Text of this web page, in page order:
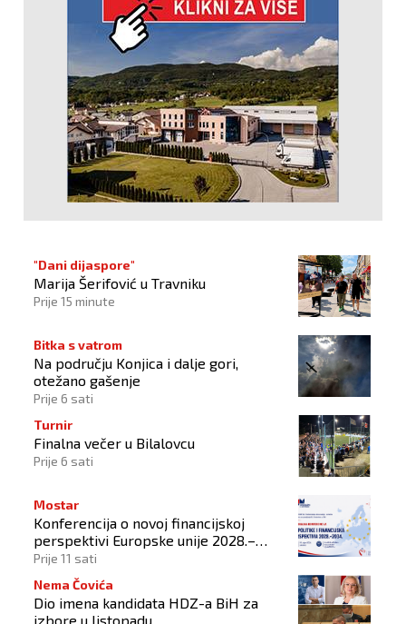
"Dani dijaspore"
Marija Šerifović u Travniku
Prije 15 minute
Bitka s vatrom
Na području Konjica i dalje gori,
otežano gašenje
Prije 6 sati
Turnir
Finalna večer u Bilalovcu
Prije 6 sati
Mostar
Konferencija o novoj financijskoj
perspektivi Europske unije 2028.–
2034.
Prije 11 sati
Nema Čovića
Dio imena kandidata HDZ-a BiH za
izbore u listopadu